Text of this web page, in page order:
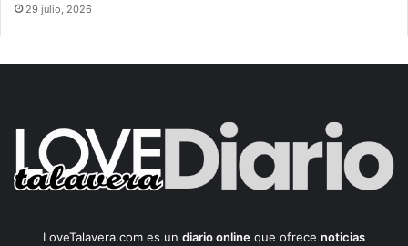
29 julio, 2026
LoveTalavera.com es un diario online que ofrece noticias